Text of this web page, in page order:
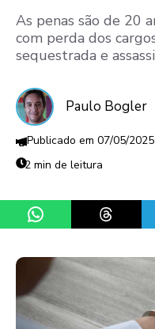
As penas são de 20
com perda dos
sequestrada e
Paulo Bogler
07/05/2025
2 min de leitura
Share on WhatsApp
Share